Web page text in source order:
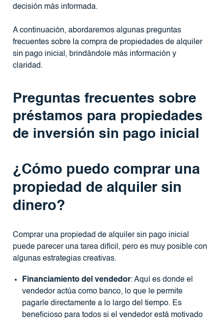
decisión más informada.
A continuación, abordaremos algunas preguntas
frecuentes sobre la compra de propiedades de alquiler
sin pago inicial, brindándole más información y
claridad.
Preguntas frecuentes sobre
préstamos para propiedades
de inversión sin pago inicial
¿Cómo puedo comprar una
propiedad de alquiler sin
dinero?
Comprar una propiedad de alquiler sin pago inicial
puede parecer una tarea difícil, pero es muy posible con
algunas estrategias creativas.
Financiamiento del vendedor: Aquí es donde el
vendedor actúa como banco, lo que le permite
pagarle directamente a lo largo del tiempo. Es
beneficioso para todos si el vendedor está motivado